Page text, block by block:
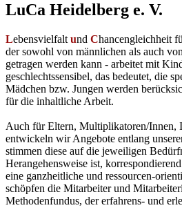
LuCa Heidelberg e. V.
Lebensvielfalt und Chancengleichheit
der sowohl von männlichen als auch
getragen werden kann - arbeitet mit
geschlechtssensibel, das bedeutet, die
Mädchen bzw. Jungen werden
für die inhaltliche Arbeit.
Auch für Eltern, Multiplikatoren/Innen,
entwickeln wir Angebote entlang
stimmen diese auf die jeweiligen
Herangehensweise ist,
eine ganzheitliche und ressourcen-
schöpfen die Mitarbeiter und
Methodenfundus, der erfahrens- und